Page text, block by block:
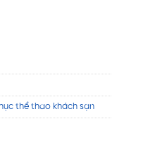
thể thao khách sạn